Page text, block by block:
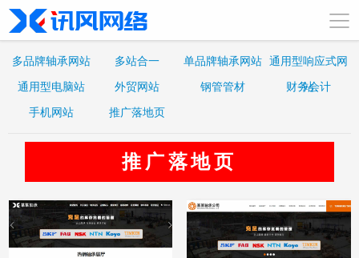
多品牌轴承网站 多站合一 单品牌轴承网站 通用型响应式网
站
通用型电脑站 外贸网站 钢管管材
财务会计
手机网站
推广落地页
推广落地页